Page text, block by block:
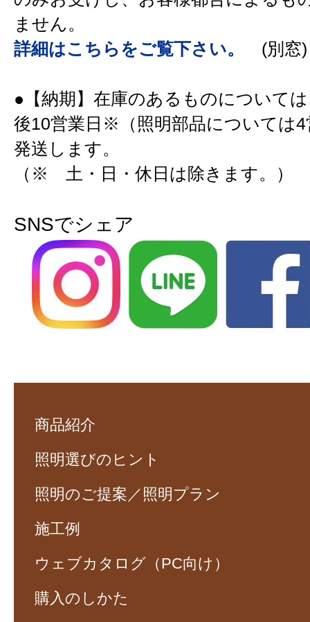
ません。
詳細はこちらをご覧下さい。
(別窓)
●【納期】在庫のあるものについて
後10営業日※（照明部品については4
発送します。
（※ 土・日・休日は除きます。）
SNSでシェア
商品紹介
照明選びのヒント
照明のご提案／照明プラン
施工例
ウェブカタログ（PC向け）
購入のしかた